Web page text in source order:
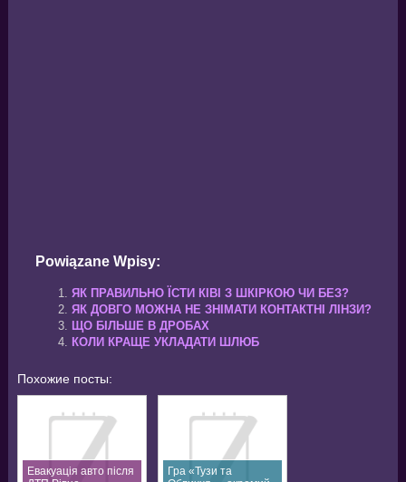
Powiązane Wpisy:
ЯК ПРАВИЛЬНО ЇСТИ КІВІ З ШКІРКОЮ ЧИ БЕЗ?
ЯК ДОВГО МОЖНА НЕ ЗНІМАТИ КОНТАКТНІ ЛІНЗИ?
ЩО БІЛЬШЕ В ДРОБАХ
КОЛИ КРАЩЕ УКЛАДАТИ ШЛЮБ
Похожие посты:
Евакуація авто після
Гра «Тузи та